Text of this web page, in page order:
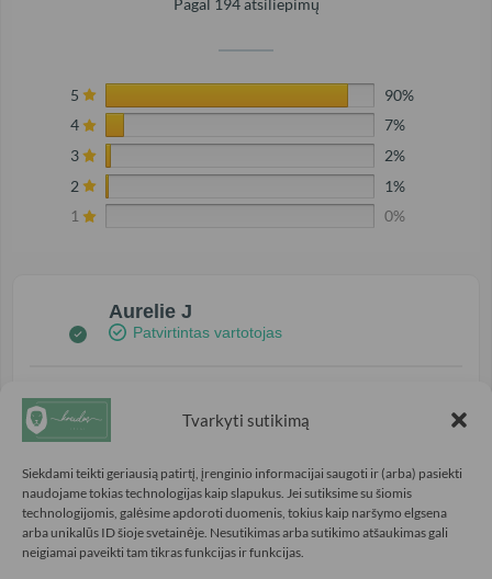
Tvarkyti sutikimą
Siekdami teikti geriausią patirtį, įrenginio informacijai saugoti ir (arba) pasiekti
naudojame tokias technologijas kaip slapukus. Jei sutiksime su šiomis
technologijomis, galėsime apdoroti duomenis, tokius kaip naršymo elgsena
arba unikalūs ID šioje svetainėje. Nesutikimas arba sutikimo atšaukimas gali
neigiamai paveikti tam tikras funkcijas ir funkcijas.
5
90%
4
7%
3
2%
2
1%
1
0%
Aurelie J
Patvirtintas vartotojas
Prieš 4 mėnesiai